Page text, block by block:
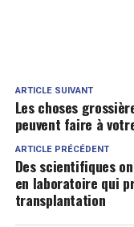
ARTICLE SUIVANT
Les choses
peuvent faire à
ARTICLE PRÉCÉDENT
Des scientifiques
en laboratoire qui
transplantation